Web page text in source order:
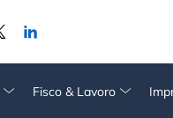
Fisco & Lavoro